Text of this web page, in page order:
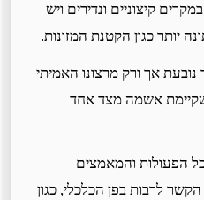
קיצוניים ונדירים ויש
יותר כגון הקטנת המזונות.
אך ורק מרצונו האמיתי
אשמה מצד אחד
הפעולות והמאמצים
לרבות בפן הכלכלי, כגון